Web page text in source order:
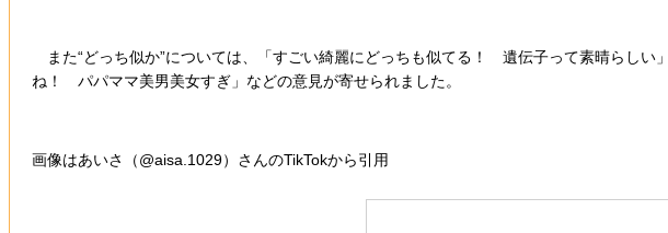
また“どっち似か”については、「すごい綺麗にどっちも似てる！ 遺伝子って素晴らしい
ね！ パパママ美男美女すぎ」などの意見が寄せられました。
画像はあいさ（@aisa.1029）さんのTikTokから引用